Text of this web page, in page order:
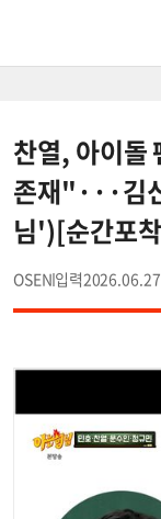
찬열, 아이돌
존재"···김
님')[순간포
OSEN